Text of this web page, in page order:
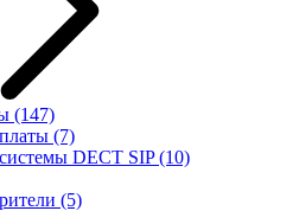
(147)
(7)
DECT SIP(10)
(5)